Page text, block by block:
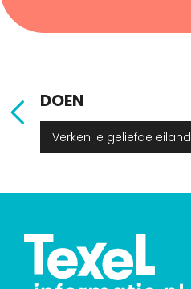
DOEN
Verken je geliefde eiland